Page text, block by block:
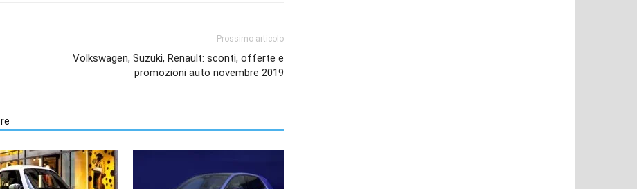
Prossimo articolo
Volkswagen, Suzuki, Renault: sconti, offerte e
promozioni auto novembre 2019